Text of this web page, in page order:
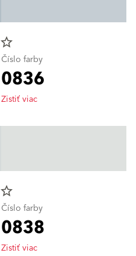
star_border
Číslo farby
0836
Zistiť viac
star_border
Číslo farby
0838
Zistiť viac